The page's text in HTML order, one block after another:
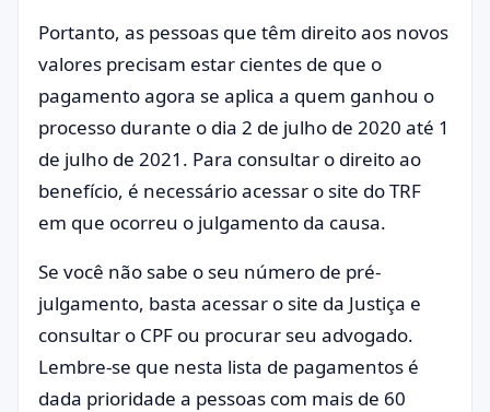
Portanto, as pessoas que têm direito aos novos
valores precisam estar cientes de que o
pagamento agora se aplica a quem ganhou o
processo durante o dia 2 de julho de 2020 até 1
de julho de 2021. Para consultar o direito ao
benefício, é necessário acessar o site do TRF
em que ocorreu o julgamento da causa.
Se você não sabe o seu número de pré-
julgamento, basta acessar o site da Justiça e
consultar o CPF ou procurar seu advogado.
Lembre-se que nesta lista de pagamentos é
dada prioridade a pessoas com mais de 60